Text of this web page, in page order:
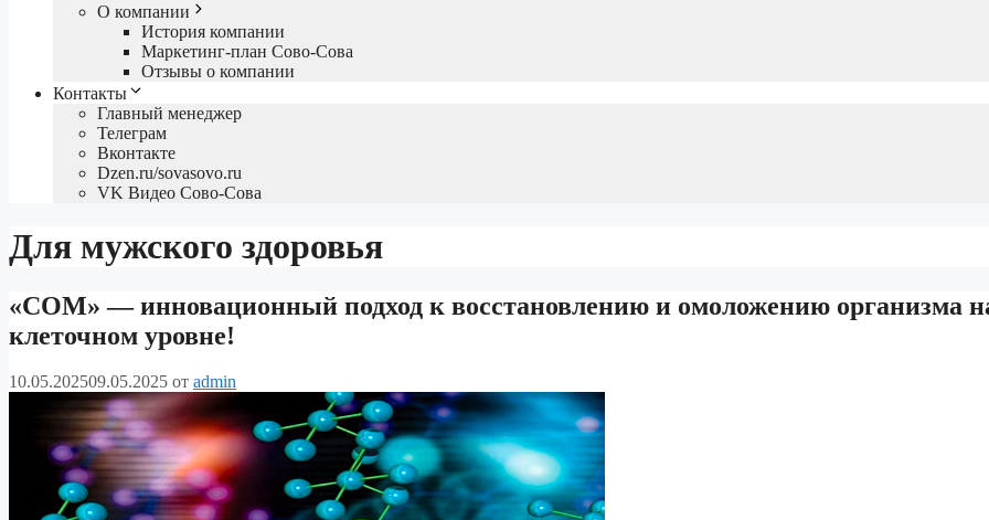
О компании
История компании
Маркетинг-план Сово-Сова
Отзывы о компании
Контакты
Главный менеджер
Телеграм
Вконтакте
Dzen.ru/sovasovo.ru
VK Видео Сово-Сова
Для мужского здоровья
«СОМ» — инновационный подход к восстановлению и омоложению организма
клеточном уровне!
10.05.202509.05.2025 от admin